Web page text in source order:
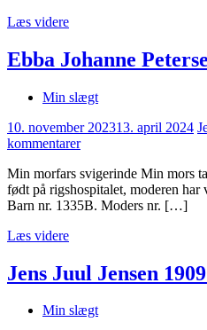
Læs videre
Ebba Johanne
Min slægt
10. november 202313. april 2024
kommentarer
Min morfars svigerinde Min mors
født på rigshospitalet, moderen
Barn nr. 1335B. Moders nr. […]
Læs videre
Jens Juul Jensen
Min slægt